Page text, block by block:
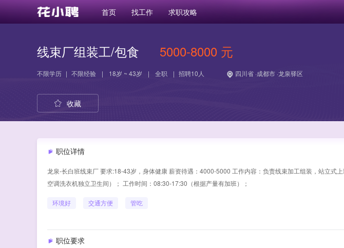
首页 找工作 求职攻略
线束厂组装工/包食 5000-8000 元
不限学历 | 不限经验 | 18岁 ~ 43岁 | 全职 | 招聘10人 四川省 ·成都市 ·龙泉驿区
收藏
职位详情
龙泉-长白班线束厂 要求:18-43岁，身体健康 薪资待遇：4000-5000 工作内容：负责线束加工组装，站立式
空调洗衣机独立卫生间）； 工作时间：08:30-17:30（根据产量有加班）；
环境好 交通方便 管吃
职位要求